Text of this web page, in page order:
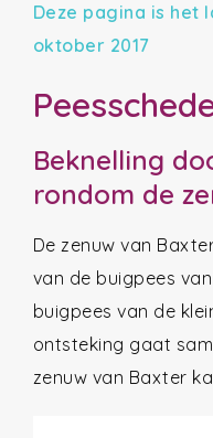
Deze pagina is het
oktober 2017
Beknelling
rondom de
De zenuw van
van de buigpees
buigpees van de
ontsteking gaat
zenuw van Baxter